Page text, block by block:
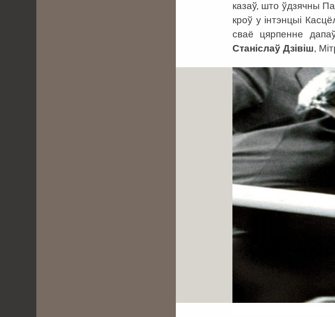
казаў, што ўдзячны
кроў у інтэнцыі
сваё цярпенне
Станіслаў Дзівіш,